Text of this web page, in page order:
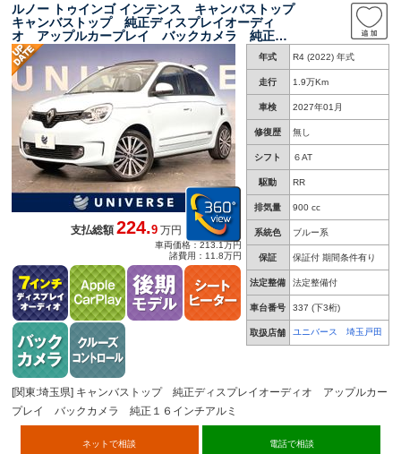
ルノー トゥインゴ インテンス キャンバストップ
キャンバストップ 純正ディスプレイオーディ
オ アップルカープレイ バックカメラ 純正１
６インチアルミホイール Ｂｌｕｅｔｏｏｔｈ
ＥＴＣ クルーズコントロール 禁煙車 オート
エアコン オートライト
年式 R4 (2022) 年式
走行 1.9万Km
車検 2027年01月
修復歴 無し
シフト ６AT
駆動 RR
排気量 900 cc
系統色 ブルー系
保証 保証付 期間条件有り
法定整備 法定整備付
車台番号 337 (下3桁)
取扱店舗 ユニバース 埼玉戸田
支払総額224.9 万円
車両価格：213.1万円
諸費用：11.8万円
[関東:埼玉県] キャンバストップ 純正ディスプレイオーディオ アップルカー
プレイ バックカメラ 純正１６インチアルミ
ネットで相談 電話で相談